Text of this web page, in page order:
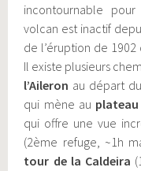
incontournable
volcan est inactif
de l’éruption de
Il existe plusieurs
l’Aileron au départ
qui mène au
qui offre une vue
(2ème refuge, ~1h
tour de la Caldeira